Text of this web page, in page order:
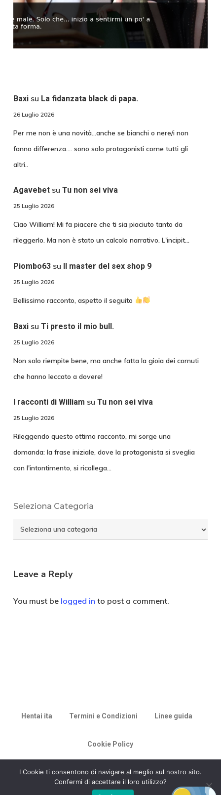
Baxisu La fidanzata black di papa.
26 Luglio 2026
Per me non è una novità...anche se bianchi o nere/i non
fanno differenza.... sono solo protagonisti come tutti gli
altri..
Agavebetsu Tu non sei viva
25 Luglio 2026
Ciao William! Mi fa piacere che ti sia piaciuto tanto da
rileggerlo. Ma non è stato un calcolo narrativo. L'incipit…
Piombo63su Il master del sex shop 9
25 Luglio 2026
Bellissimo racconto, aspetto il seguito
Baxisu Ti presto il mio bull.
25 Luglio 2026
Non solo riempite bene, ma anche fatta la gioia dei cornuti
che hanno leccato a dovere!
I racconti di William su Tu non sei viva
25 Luglio 2026
Rileggendo questo ottimo racconto, mi sorge una
domanda: la frase iniziale, dove la protagonista si sveglia
con l'intontimento, si ricollega…
Seleziona Categoria
Seleziona
Categoria
Leave a Reply
You must be logged in to post a comment.
Hentai ita Termini e Condizioni Linee guida
Cookie Policy
© 2026 Racconti di Milù.
I Cookie ti consentono di navigare al meglio sul nostro sito.
Confermi di accettare il loro utilizzo?